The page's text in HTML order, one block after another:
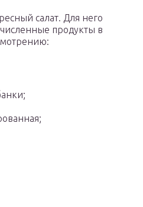
салат. Для него
продукты в